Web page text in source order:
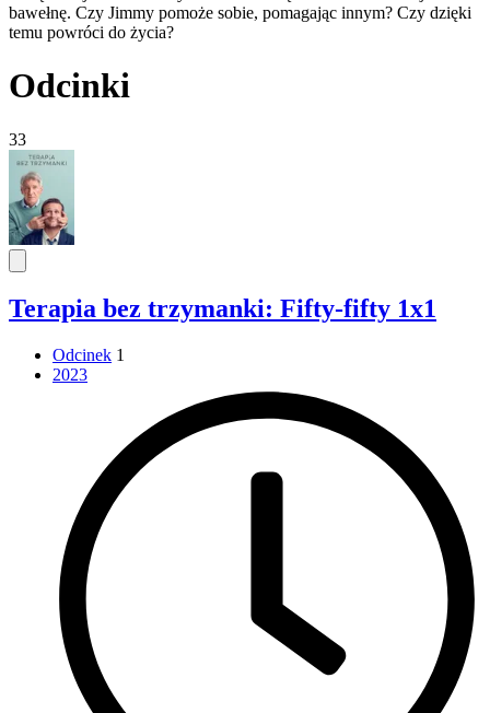
bawełnę. Czy Jimmy pomoże sobie, pomagając innym? Czy dzięki
temu powróci do życia?
Odcinki
33
Terapia bez trzymanki: Fifty-fifty 1x1
Odcinek 1
2023